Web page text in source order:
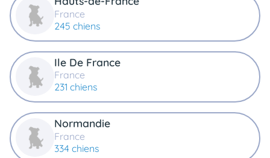
France
245 chiens
Ile De France
France
231 chiens
Normandie
France
334 chiens